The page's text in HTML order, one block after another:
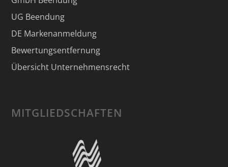
UG Beendung
DE Markenanmeldung
Bewertungsentfernung
Übersicht Unternehmensrecht
MITGLIEDSCHAFTEN